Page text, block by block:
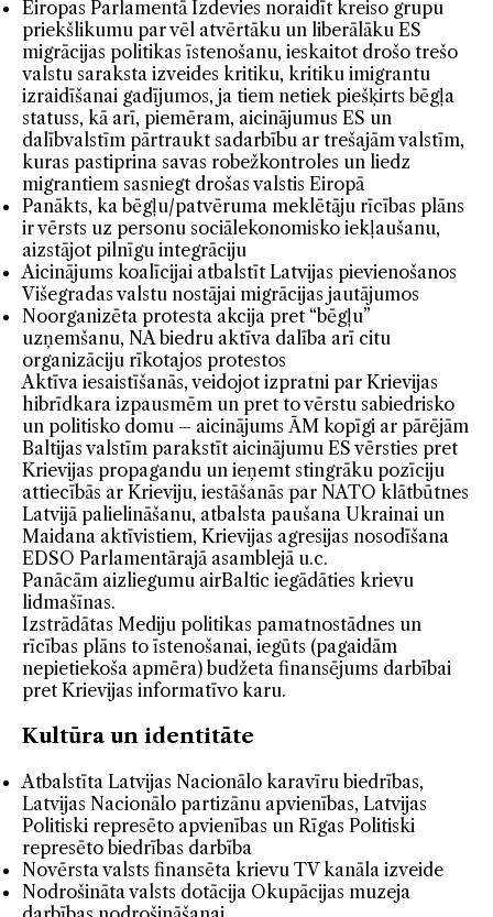
Eiropas Parlamentā Izdevies noraidīt kreiso grupu
priekšlikumu par vēl atvērtāku un liberālāku ES
migrācijas politikas īstenošanu, ieskaitot drošo trešo
valstu saraksta izveides kritiku, kritiku imigrantu
izraidīšanai gadījumos, ja tiem netiek piešķirts bēgļa
statuss, kā arī, piemēram, aicinājumus ES un
dalībvalstīm pārtraukt sadarbību ar trešajām valstīm,
kuras pastiprina savas robežkontroles un liedz
migrantiem sasniegt drošas valstis Eiropā
Panākts, ka bēgļu/patvēruma meklētāju rīcības plāns
ir vērsts uz personu sociālekonomisko iekļaušanu,
aizstājot pilnīgu integrāciju
Aicinājums koalīcijai atbalstīt Latvijas pievienošanos
Višegradas valstu nostājai migrācijas jautājumos
Noorganizēta protesta akcija pret “bēgļu”
uzņemšanu, NA biedru aktīva dalība arī citu
organizāciju rīkotajos protestos
Aktīva iesaistīšanās, veidojot izpratni par Krievijas
hibrīdkara izpausmēm un pret to vērstu sabiedrisko
un politisko domu – aicinājums ĀM kopīgi ar pārējām
Baltijas valstīm parakstīt aicinājumu ES vērsties pret
Krievijas propagandu un ieņemt stingrāku pozīciju
attiecībās ar Krieviju, iestāšanās par NATO klātbūtnes
Latvijā palielināšanu, atbalsta paušana Ukrainai un
Maidana aktīvistiem, Krievijas agresijas nosodīšana
EDSO Parlamentārajā asamblejā u.c.
Panācām aizliegumu airBaltic iegādāties krievu
lidmašīnas.
Izstrādātas Mediju politikas pamatnostādnes un
rīcības plāns to īstenošanai, iegūts (pagaidām
nepietiekoša apmēra) budžeta finansējums darbībai
pret Krievijas informatīvo karu.
Kultūra un identitāte
Atbalstīta Latvijas Nacionālo karavīru biedrības,
Latvijas Nacionālo partizānu apvienības, Latvijas
Politiski represēto apvienības un Rīgas Politiski
represēto biedrības darbība
Novērsta valsts finansēta krievu TV kanāla izveide
Nodrošināta valsts dotācija Okupācijas muzeja